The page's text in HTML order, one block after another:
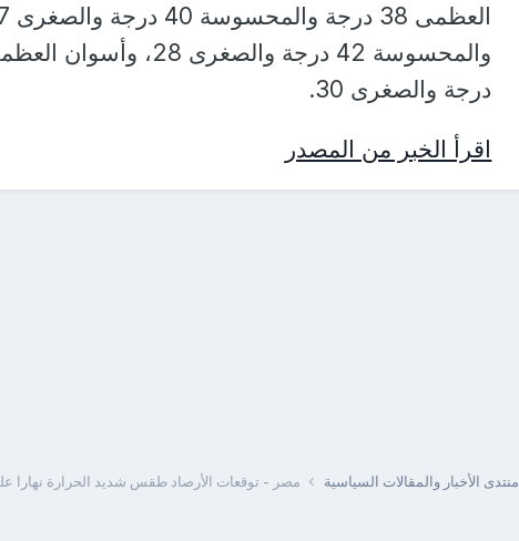
درجة والصغرى 30.
اقرأ الخبر من المصدر
منتدى الأخبار والمقالات السياسية مصر - توقعات الأرصاد طقس شديد الحرارة نهارا على